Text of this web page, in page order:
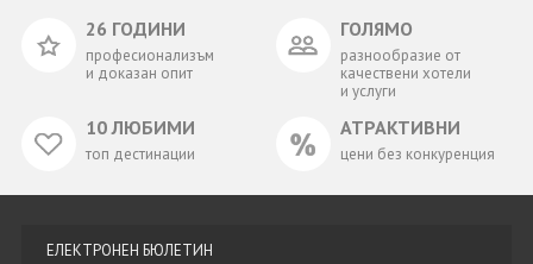
26 ГОДИНИ
професионализъм
и доказан опит
ГОЛЯМО
разнообразие от
качествени хотели
и услуги
10 ЛЮБИМИ
топ дестинации
АТРАКТИВНИ
цени без конкуренция
ЕЛЕКТРОНЕН БЮЛЕТИН